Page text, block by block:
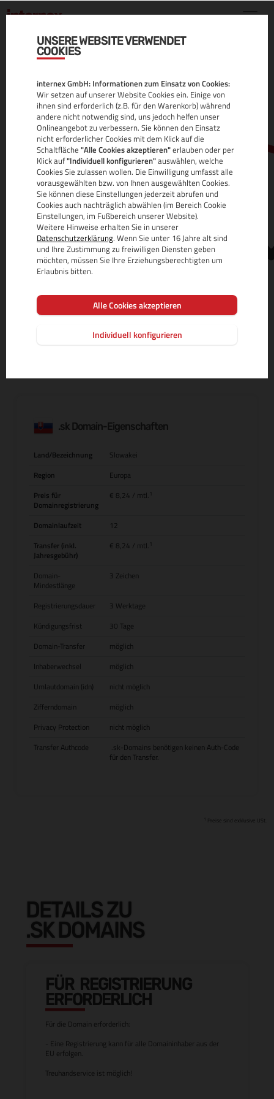
UNSERE WEBSITE VERWENDET
COOKIES
internex GmbH: Informationen zum Einsatz von Cookies:
Wir setzen auf unserer Website Cookies ein. Einige von
ihnen sind erforderlich (z.B. für den Warenkorb) während
andere nicht notwendig sind, uns jedoch helfen unser
Onlineangebot zu verbessern. Sie können den Einsatz
nicht erforderlicher Cookies mit dem Klick auf die
Schaltfläche "Alle Cookies akzeptieren"erlauben oder per
Klick auf"Individuell konfigurieren"auswählen, welche
Cookies Sie zulassen wollen. Die Einwilligung umfasst alle
vorausgewählten bzw. von Ihnen ausgewählten Cookies.
Sie können diese Einstellungen jederzeit abrufen und
Cookies auch nachträglich abwählen (im Bereich Cookie
Einstellungen, im Fußbereich unserer Website).
Weitere Hinweise erhalten Sie in unserer
Datenschutzerklärung. Wenn Sie unter 16 Jahre alt sind
und Ihre Zustimmung zu freiwilligen Diensten geben
möchten, müssen Sie Ihre Erziehungsberechtigten um
Erlaubnis bitten.
Alle Cookies akzeptieren
Individuell konfigurieren
.SK DOMAIN
ALLE INFOS
MEHR INFOS ZUR DOMAIN-ENDUNG
.sk Domain-Eigenschaften
Land/Bezeichnung
Slowakei
Region
Europa
Preis für
Domainregistrierung
€ 8,24 / mtl.
Domainlaufzeit
12
Transfer (inkl.
Jahresgebühr)
€ 8,24 / mtl.
Domain-
Mindestlänge
3 Zeichen
Registrierungsdauer
3 Werktage
Kündigungsfrist
30 Tage
Domain-Transfer
möglich
Inhaberwechsel
möglich
Umlautdomain (idn)
nicht möglich
Zifferndomain
möglich
Privacy Protection
nicht möglich
Transfer Authcode
.sk-Domains benötigen keinen Auth-Code
für den Transfer.
Preise sind exklusive USt.
DETAILS ZU
.SK DOMAINS
FÜR REGISTRIERUNG
ERFORDERLICH
Für die Domain erforderlich:
- Eine Registrierung kann für alle Domaininhaber aus der
EU erfolgen.
Treuhandservice ist möglich!